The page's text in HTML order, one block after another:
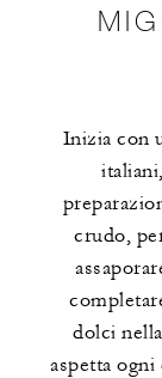
Inizia con
crudo,
dolci
aspetta